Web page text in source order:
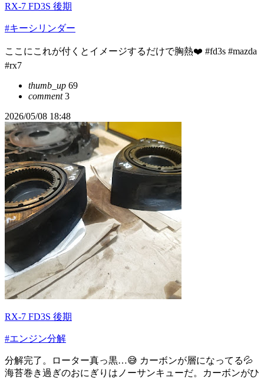
RX-7 FD3S 後期
#キーシリンダー
ここにこれが付くとイメージするだけで胸熱❤️ #fd3s #mazda
#rx7
thumb_up 69
comment3
2026/05/08 18:48
RX-7 FD3S 後期
#エンジン分解
分解完了。ローター真っ黒…😅 カーボンが層になってる💦
海苔巻き過ぎのおにぎりはノーサンキューだ。カーボンがひ